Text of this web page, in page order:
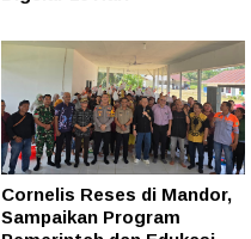
Cornelis Reses di Mandor,
Sampaikan Program